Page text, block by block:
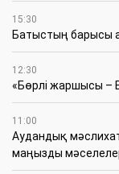
15:30
Батыстың барысы
12:30
«Бөрлі жаршысы –
11:00
Аудандық
маңызды